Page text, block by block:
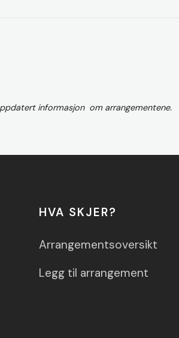
informasjon om arrangementene.
HVA SKJER?
Arrangementsoversikt
Legg til arrangement